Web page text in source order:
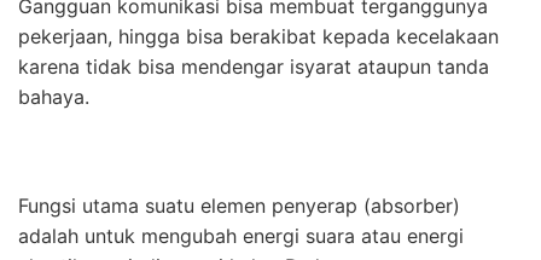
Gangguan komunikasi bisa membuat terganggunya
pekerjaan, hingga bisa berakibat kepada kecelakaan
karena tidak bisa mendengar isyarat ataupun tanda
bahaya.
Fungsi utama suatu elemen penyerap (absorber)
adalah untuk mengubah energi suara atau energi